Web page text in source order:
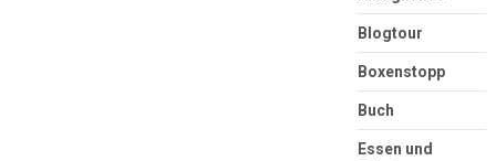
Blogtour
Boxenstopp
Buch
Essen und